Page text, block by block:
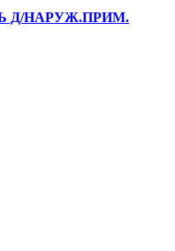
Д/НАРУЖ.ПРИМ.